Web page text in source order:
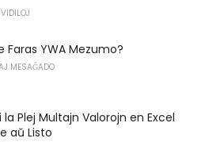
Faras YWA Mezumo?
MESAĜADO
la Plej Multajn Valorojn en Excel
aŭ Listo